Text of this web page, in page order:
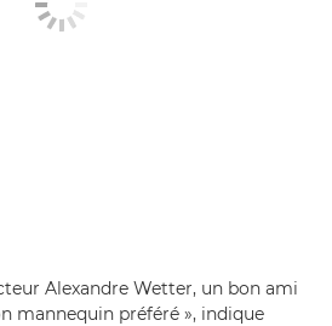
Alexandre Wetter, un bon ami
mannequin préféré », indique